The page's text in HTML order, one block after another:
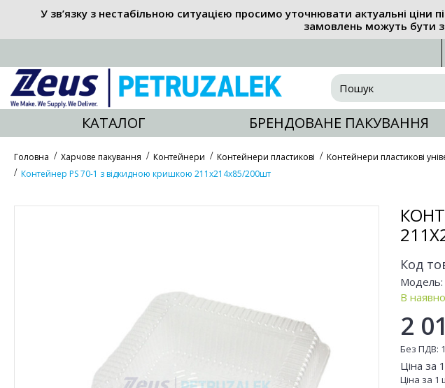
У зв’язку з нестабільною ситуацією просимо уточнювати актуальні
замовлень можуть бути
КАТАЛОГ БРЕНДОВАНЕ ПАКУВАННЯ
Головна Харчове пакування Контейнери Контейнери пластикові Контейнери пластикові
Контейнер PS 70-1 з відкидною кришкою 211х214х85/200шт
Код
Модель:
В
2
Без ПДВ:
Ціна за
Ціна за 1